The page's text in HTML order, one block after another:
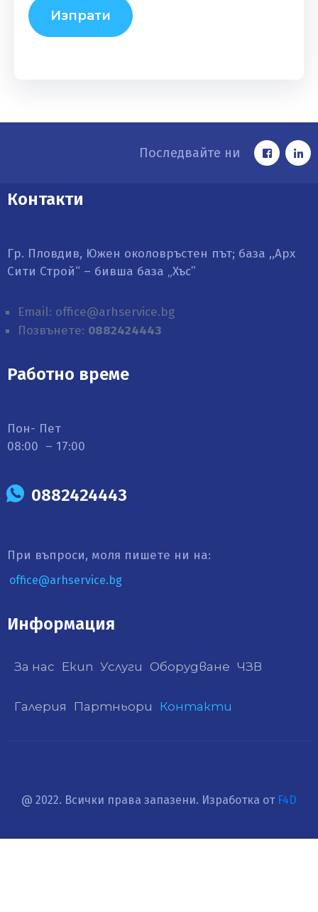
Последвайте ни
Контакти
Гр. Пловдив, Южен околовръстен път; база ,,Арх
Сити Строй“ – бивша база „Хъс”
Email: office@arhservice.bg
Позвънете: 0882424443
Работно време
Пон- Пет
08:00 – 17:00
0882424443
При въпроси, моля пишете ни на:
office@arhservice.bg
Информация
За нас Екип Услуги Оборудване ЧЗВ
Галерия Партньори Контакти
@ 2022. Всички права запазени. Изработка от F4D